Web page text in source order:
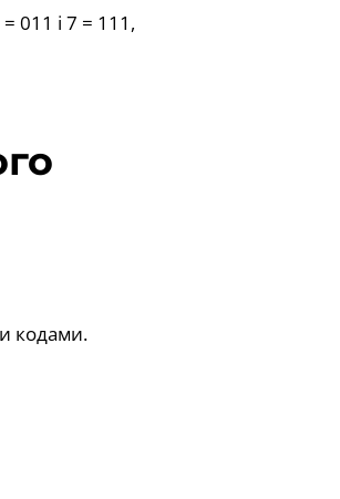
011 і 7 = 111,
кодами.